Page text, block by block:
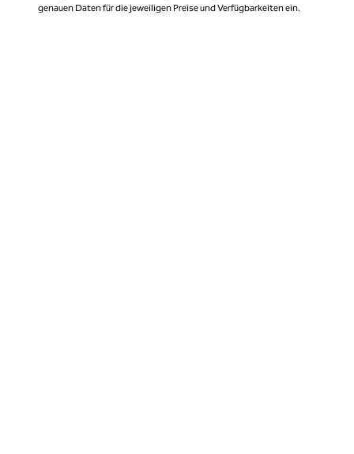
genauen Daten für die jeweiligen Preise und Verfügbarkeiten ein.